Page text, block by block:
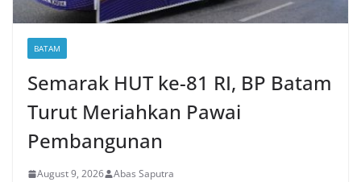
BATAM
Semarak HUT ke-81 RI, BP Batam
Turut Meriahkan Pawai
Pembangunan
August 9, 2026 Abas Saputra